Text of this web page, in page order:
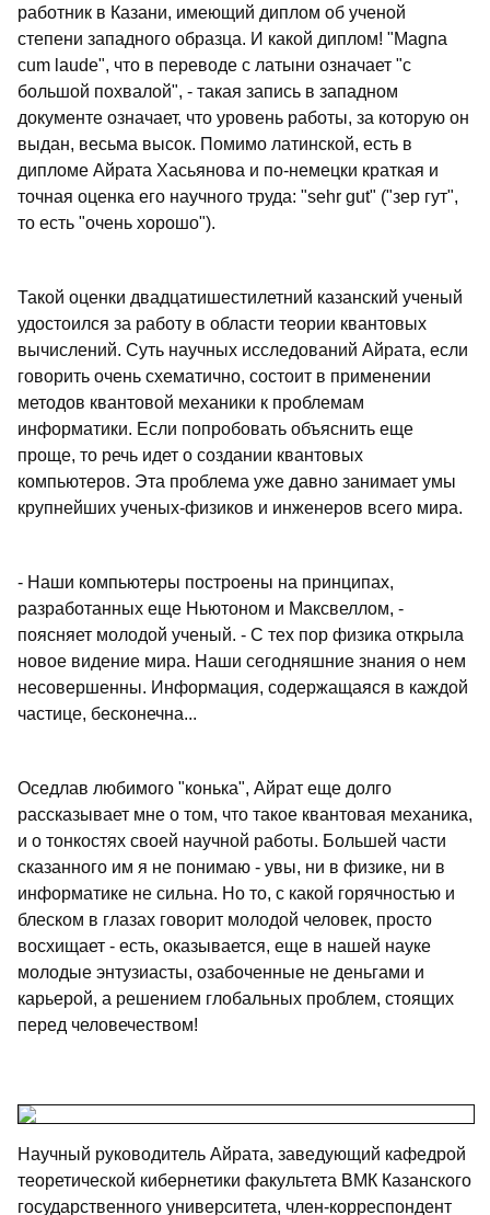
работник в Казани, имеющий диплом об ученой
степени западного образца. И какой диплом! "Magna
cum laude", что в переводе с латыни означает "с
большой похвалой", - такая запись в западном
документе означает, что уровень работы, за которую он
выдан, весьма высок. Помимо латинской, есть в
дипломе Айрата Хасьянова и по-немецки краткая и
точная оценка его научного труда: "sehr gut" ("зер гут",
то есть "очень хорошо").
Такой оценки двадцатишестилетний казанский ученый
удостоился за работу в области теории квантовых
вычислений. Суть научных исследований Айрата, если
говорить очень схематично, состоит в применении
методов квантовой механики к проблемам
информатики. Если попробовать объяснить еще
проще, то речь идет о создании квантовых
компьютеров. Эта проблема уже давно занимает умы
крупнейших ученых-физиков и инженеров всего мира.
- Наши компьютеры построены на принципах,
разработанных еще Ньютоном и Максвеллом, -
поясняет молодой ученый. - С тех пор физика открыла
новое видение мира. Наши сегодняшние знания о нем
несовершенны. Информация, содержащаяся в каждой
частице, бесконечна...
Оседлав любимого "конька", Айрат еще долго
рассказывает мне о том, что такое квантовая механика,
и о тонкостях своей научной работы. Большей части
сказанного им я не понимаю - увы, ни в физике, ни в
информатике не сильна. Но то, с какой горячностью и
блеском в глазах говорит молодой человек, просто
восхищает - есть, оказывается, еще в нашей науке
молодые энтузиасты, озабоченные не деньгами и
карьерой, а решением глобальных проблем, стоящих
перед человечеством!
Научный руководитель Айрата, заведующий кафедрой
теоретической кибернетики факультета ВМК Казанского
государственного университета, член-корреспондент